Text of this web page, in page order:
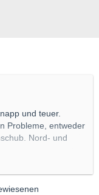
und teuer.
Probleme, entweder
Nord- und
die
liefern.